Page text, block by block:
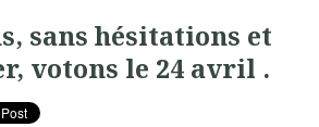
sans hésitations et
votons le 24 avril .